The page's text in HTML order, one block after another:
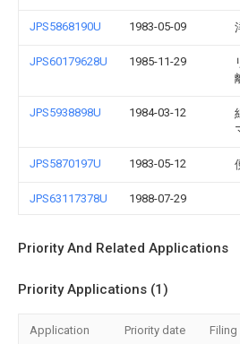
JPS5868190U 1983-05-09
JPS60179628U 1985-11-29
JPS5938898U 1984-03-12
JPS5870197U 1983-05-12
JPS63117378U 1988-07-29
Priority And Related Applications
Priority Applications (1)
Application Priority date